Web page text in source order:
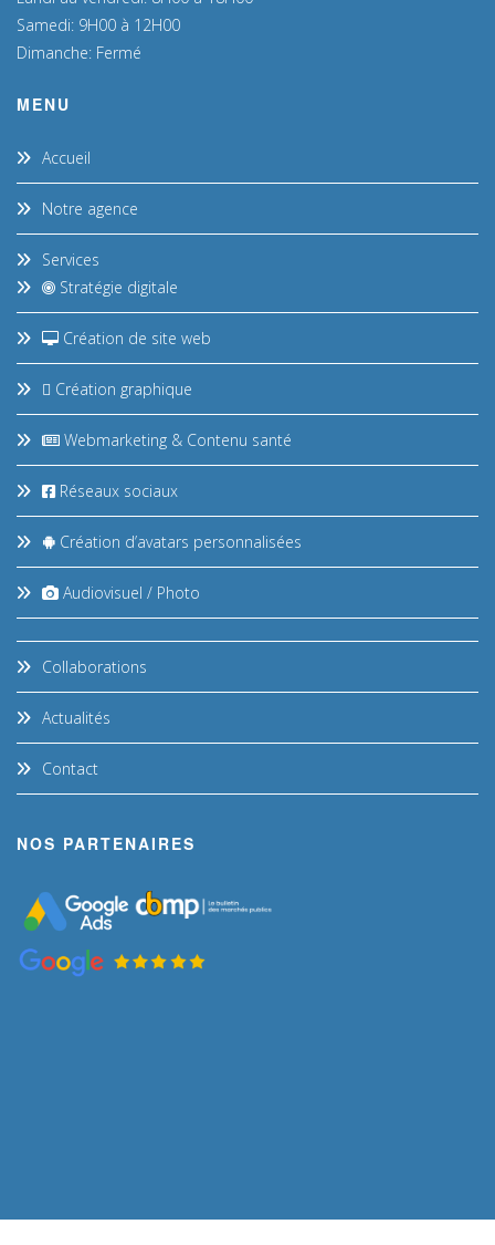
Samedi: 9H00 à 12H00
Dimanche: Fermé
MENU
Accueil
Notre agence
Services
Stratégie digitale
Création de site web
Création graphique
Webmarketing & Contenu santé
Réseaux sociaux
Création d’avatars personnalisées
Audiovisuel / Photo
Collaborations
Actualités
Contact
NOS PARTENAIRES